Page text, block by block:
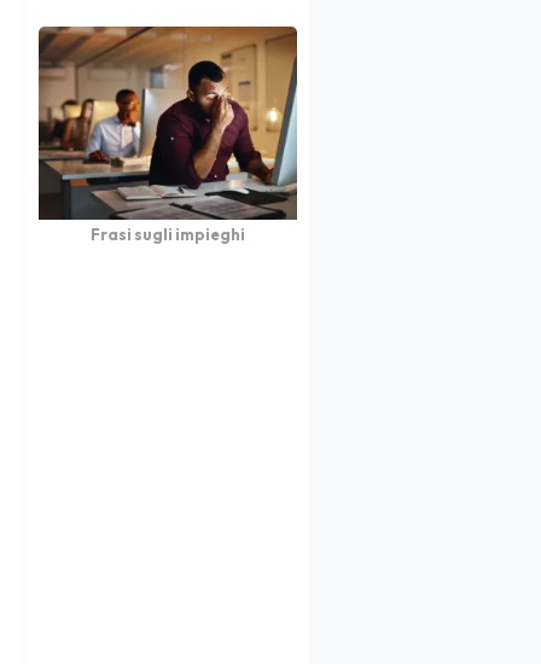
Frasi sugli impieghi